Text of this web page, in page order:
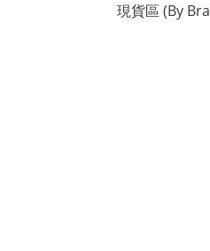
現貨區 (By